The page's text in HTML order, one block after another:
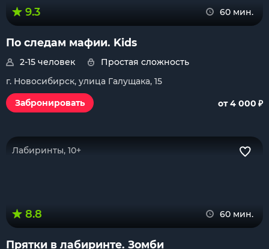
9.3 60 мин.
По следам мафии. Kids
2-15 человек
Простая сложность
г. Новосибирск, улица Галущака, 15
Забронировать
от 4 000 ₽
Лабиринты, 10+
8.8 60 мин.
Прятки в лабиринте. Зомби